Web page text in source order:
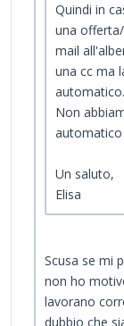
Quindi in
una
mail
una cc ma
automatico.
Non
automatico
Un saluto,
Elisa
Scusa se mi
non ho
lavorano
dubbio che